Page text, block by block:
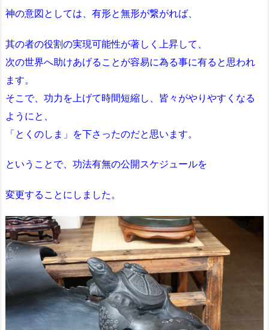
神の意図としては、有形と無形が繋がれば、
其の者の役割の実現可能性が著しく上昇して、
次の世界へ助けあげることが容易に為る事に有ると思われ
ます。
そこで、功力を上げて時間短縮し、皆々がやりやすくなる
ようにと、
「とくのしま」を下さったのだと思います。
ということで、功法有無の公開スケジュールを
変更することにしました。